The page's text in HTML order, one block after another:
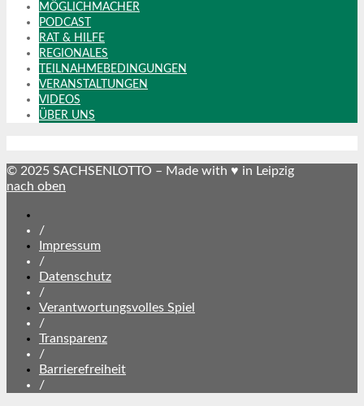
MÖGLICHMACHER
PODCAST
RAT & HILFE
REGIONALES
TEILNAHMEBEDINGUNGEN
VERANSTALTUNGEN
VIDEOS
ÜBER UNS
© 2025 SACHSENLOTTO – Made with ♥ in Leipzig
nach oben
abonnieren
/
Impressum
/
Datenschutz
/
Verantwortungsvolles Spiel
/
Transparenz
/
Barrierefreiheit
/